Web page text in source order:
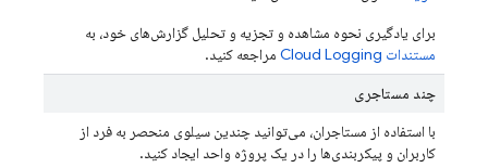
برای یادگیری نحوه مشاهده و تجزیه و تحلیل گزارش‌های خود، به
مستندات Cloud Logging
مراجعه کنید.
چند مستاجری
با استفاده از مستاجران، می‌توانید چندین سیلوی منحصر به فرد از
کاربران و پیکربندی‌ها را در یک پروژه واحد ایجاد کنید.